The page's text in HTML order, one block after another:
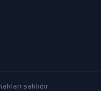
saklıdır.